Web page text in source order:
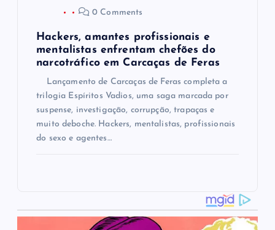
0 Comments
Hackers, amantes profissionais e
mentalistas enfrentam chefões do
narcotráfico em Carcaças de Feras
Lançamento de Carcaças de Feras completa a
trilogia Espíritos Vadios, uma saga marcada por
suspense, investigação, corrupção, trapaças e
muito deboche. Hackers, mentalistas, profissionais
do sexo e agentes…